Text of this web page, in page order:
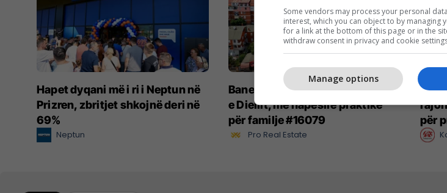
Hapet dyqani më i ri i Neptun në
Prizren, zbritjet shkojnë deri në
69%
Neptun
Banesë 80m² në shitje në Bregun
e Diellit, me hapësirë praktike
për familje #16079
Pro Real Estate
AAB
për
Some vendors may process your personal
interest, which you can object to by managing
for a link at the bottom of this page or in the
withdraw consent in privacy and cookie
Manage options